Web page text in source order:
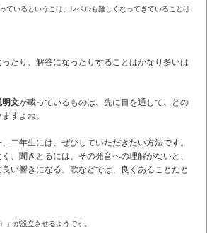
ているというこは、レベルも難しくなってきていることは
たり、解答になったりすることはかなり多いは
明文が載っているものは、先に目を通して、どの
すよね。
二年生には、ぜひしていただきたい方法です。
、聞きとるには、その発音への理解がないと、
い響きになる。歌などでは、良くあることだと
）」が設立させるようです。